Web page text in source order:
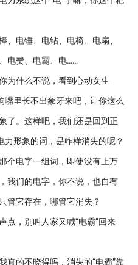
电锤、电钻、电椅、电扇、
电费、电霸、电……
什么不说，看到心动女生
嘴里长不出象牙来吧，让你这么
了。这样吧，我们还是回到正
力形象的词，是咋样消失的呢？
电字一组词，即使没有上万
我们的电字，你不说，也自有
管它存在，哪管它消失？
，别叫人家又喊“电霸”回来
的不晓得吗，消失的“电霸”靠